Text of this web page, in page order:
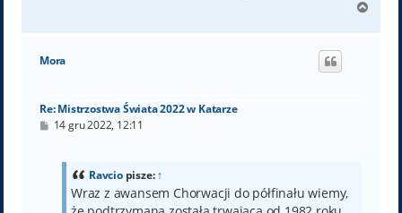
g
Mora
Re: Mistrzostwa Świata 2022 w Katarze
P14 gru 2022, 12:11
Ravciopisze:↑
Wraz z awansem Chorwacji do półfinału wiemy,